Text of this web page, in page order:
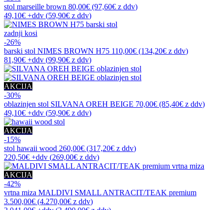
stol marseille brown 80,00€ (97,60€ z ddv)
49,10€ +ddv (59,90€ z ddv)
zadnji kosi
-26%
barski stol NIMES BROWN H75 110,00€ (134,20€ z ddv)
81,90€ +ddv (99,90€ z ddv)
AKCIJA
-30%
oblazinjen stol SILVANA OREH BEIGE 70,00€ (85,40€ z ddv)
49,10€ +ddv (59,90€ z ddv)
AKCIJA
-15%
stol hawaii wood 260,00€ (317,20€ z ddv)
220,50€ +ddv (269,00€ z ddv)
AKCIJA
-42%
vrtna miza MALDIVI SMALL ANTRACIT/TEAK premium
3.500,00€ (4.270,00€ z ddv)